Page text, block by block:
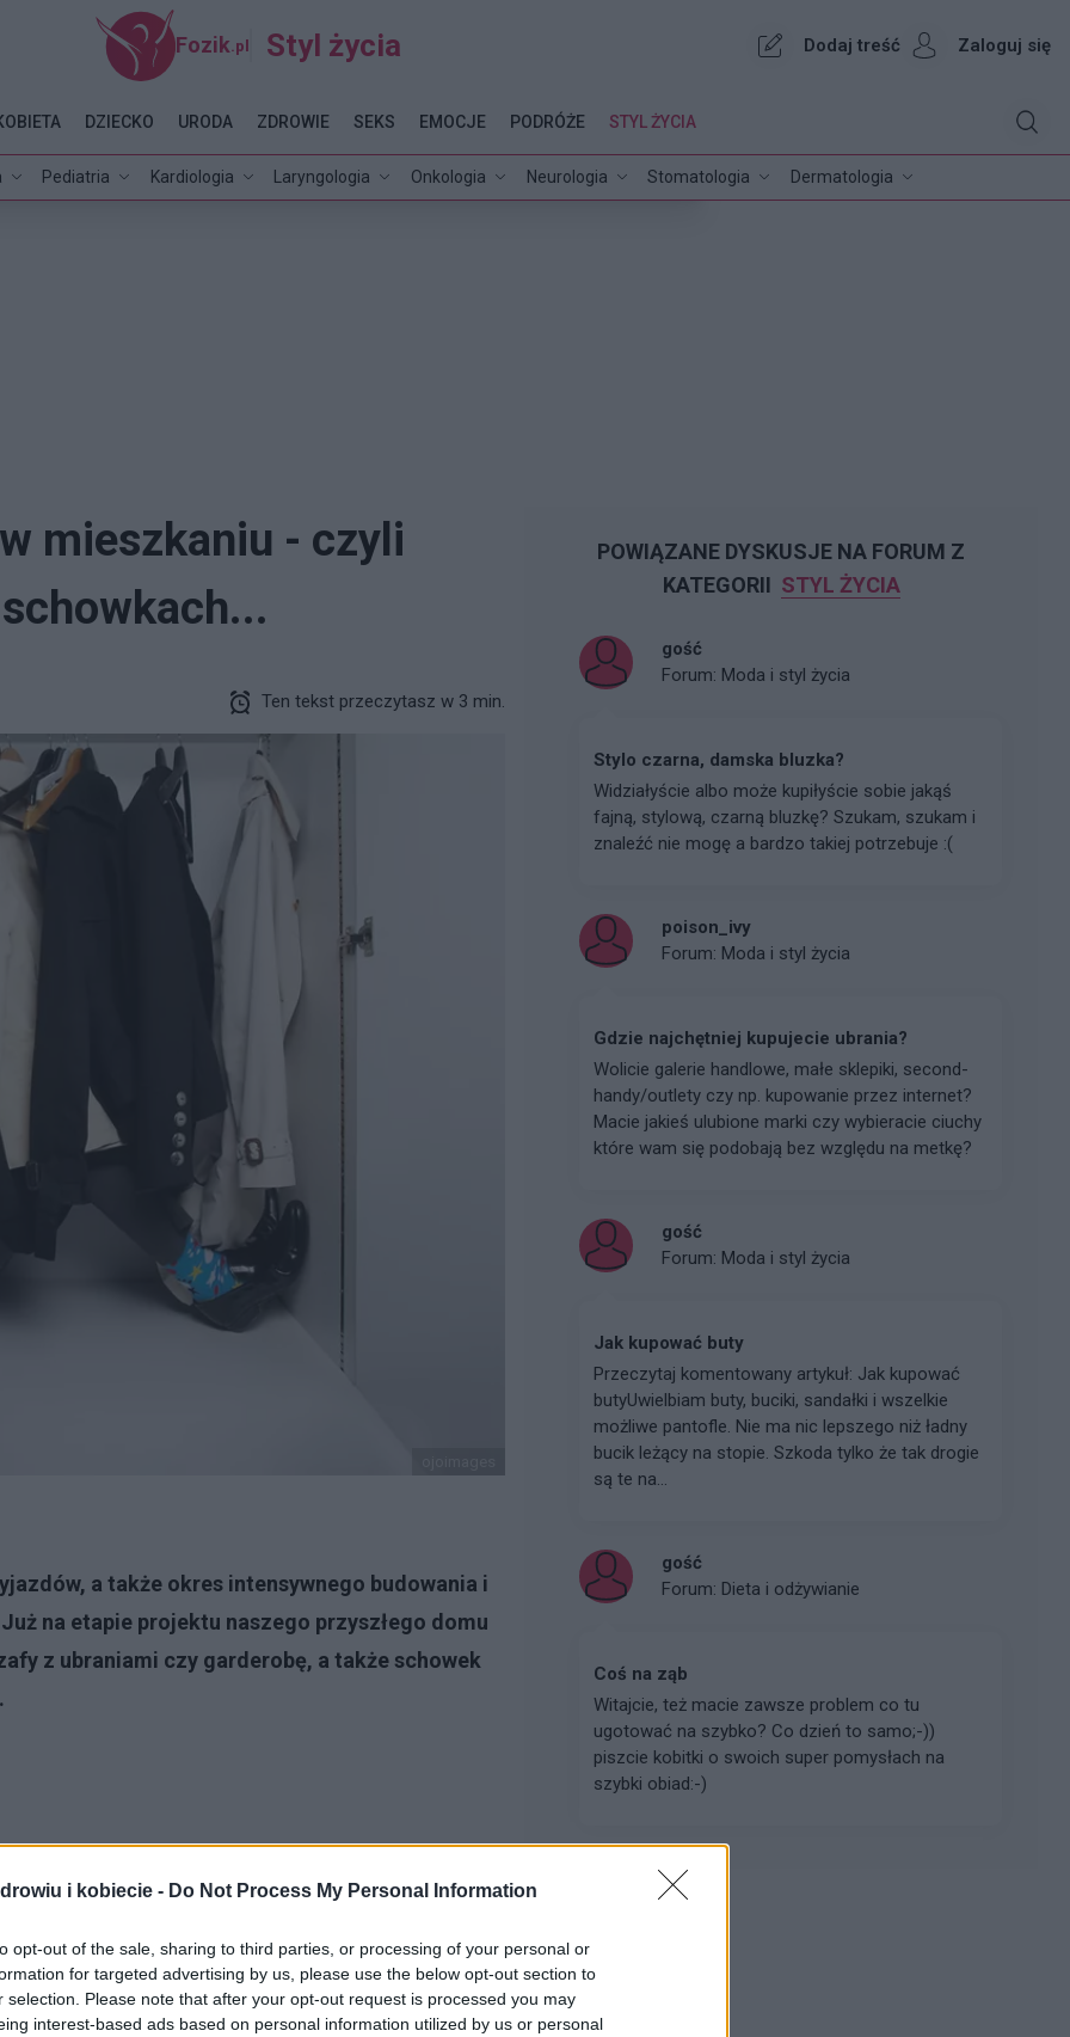
i kobiecie - Do Not Process My Personal Information
opt-out of the sale, sharing to third parties, or processing of your personal or
for targeted advertising by us, please use the below opt-out section to
selection. Please note that after your opt-out request is processed you may
interest-based ads based on personal information utilized by us or personal
Fozik .pl Styl życia Dodaj treść Zaloguj się
Pediatria Kardiologia Laryngologia Onkologia Neurologia Stomatologia Dermatologia
DZIECKO URODA ZDROWIE SEKS EMOCJE PODRÓŻE STYL ŻYCIA
mieszkaniu - czyli
Ten tekst przeczytasz w 3 min.
a także okres intensywnego budowania i
na etapie projektu naszego przyszłego domu
z ubraniami czy garderobę, a także schowek
POWIĄZANE DYSKUSJE NA FORUM Z
KATEGORII STYL ŻYCIA
gość
Forum: Moda i styl życia
Stylo czarna, damska bluzka?
Widziałyście albo może kupiłyście sobie jakąś
fajną, stylową, czarną bluzkę? Szukam, szukam i
znaleźć nie mogę a bardzo takiej potrzebuje :(
poison_ivy
Forum: Moda i styl życia
Gdzie najchętniej kupujecie ubrania?
Wolicie galerie handlowe, małe sklepiki, second-
handy/outlety czy np. kupowanie przez internet?
Macie jakieś ulubione marki czy wybieracie ciuchy
które wam się podobają bez względu na metkę?
gość
Forum: Moda i styl życia
Jak kupować buty
Przeczytaj komentowany artykuł: Jak kupować
butyUwielbiam buty, buciki, sandałki i wszelkie
możliwe pantofle. Nie ma nic lepszego niż ładny
bucik leżący na stopie. Szkoda tylko że tak drogie
są te na...
gość
Forum: Dieta i odżywianie
Coś na ząb
Witajcie, też macie zawsze problem co tu
ugotować na szybko? Co dzień to samo;-))
piszcie kobitki o swoich super pomysłach na
szybki obiad:-)